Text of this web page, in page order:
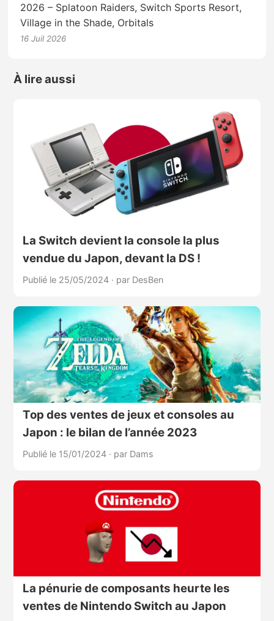
2026 – Splatoon Raiders, Switch Sports Resort,
Village in the Shade, Orbitals
16 Juil 2026
À lire aussi
La Switch devient la console la plus
vendue du Japon, devant la DS !
Publié le 25/05/2024 · par DesBen
Top des ventes de jeux et consoles au
Japon : le bilan de l’année 2023
Publié le 15/01/2024 · par Dams
La pénurie de composants heurte les
ventes de Nintendo Switch au Japon